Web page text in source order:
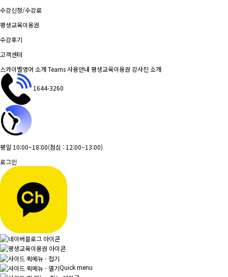
수강신청/수강료
평생교육이용권
수강후기
고객센터
스카이벨영어 소개Teams 사용안내 평생교육이용권 강사진 소개
1644-3260
평일 10:00~18:00(점심 : 12:00~13:00)
로그인
Quick menu